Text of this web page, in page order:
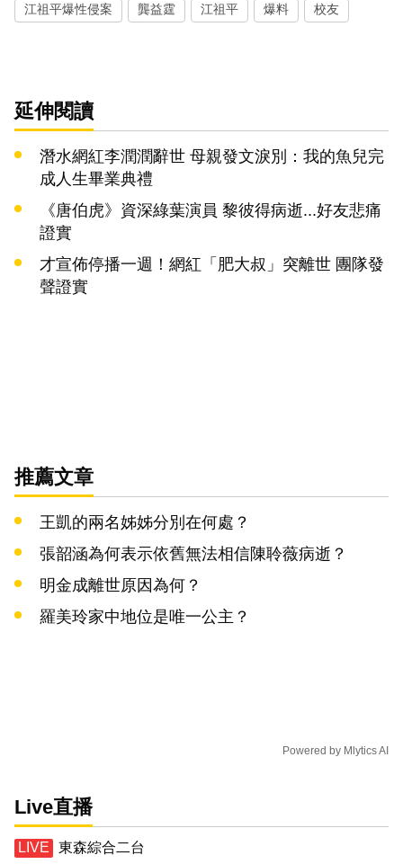
江祖平爆性侵案 龔益霆 江祖平 爆料 校友
延伸閱讀
潛水網紅李潤潤辭世 母親發文淚別：我的魚兒完
成人生畢業典禮
《唐伯虎》資深綠葉演員 黎彼得病逝...好友悲痛
證實
才宣佈停播一週！網紅「肥大叔」突離世 團隊發
聲證實
推薦文章
王凱的兩名姊姊分別在何處？
張韶涵為何表示依舊無法相信陳聆薇病逝？
明金成離世原因為何？
羅美玲家中地位是唯一公主？
Powered by Mlytics AI
Live直播
東森綜合二台